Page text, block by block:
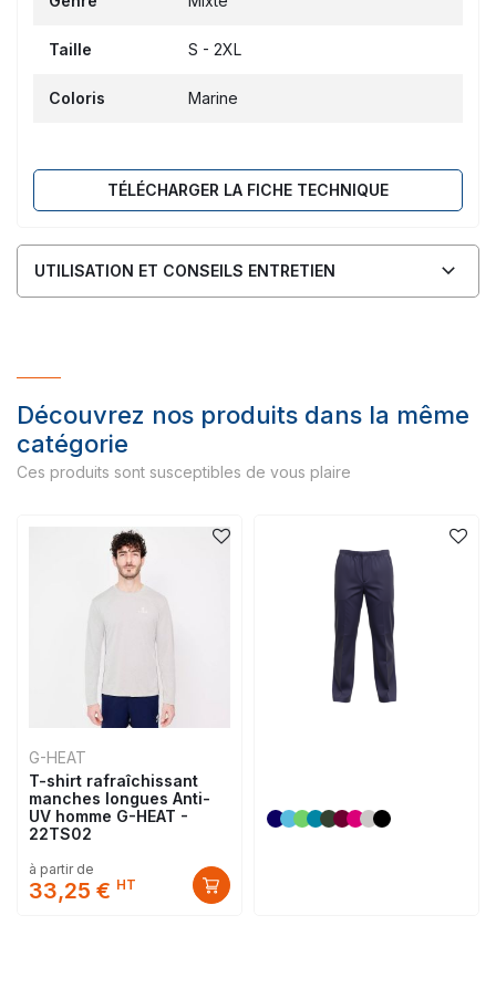
Taille S - 2XL
Coloris Marine
TÉLÉCHARGER LA FICHE TECHNIQUE
UTILISATION ET CONSEILS ENTRETIEN
Découvrez nos produits dans la même
catégorie
Ces produits sont susceptibles de vous plaire
G-HEAT
T-shirt rafraîchissant
manches longues Anti-
UV homme G-HEAT -
22TS02
à partir de
33,25 € HT